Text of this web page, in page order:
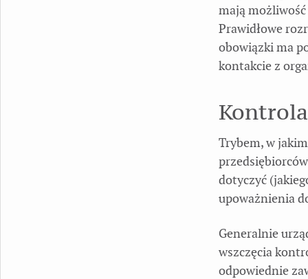
mają
Prawidłowe
obowiązki ma
kontakcie z
Trybem, w
dotyczyć
upoważnienia
Generalnie
wszczęcia
odpowiednie